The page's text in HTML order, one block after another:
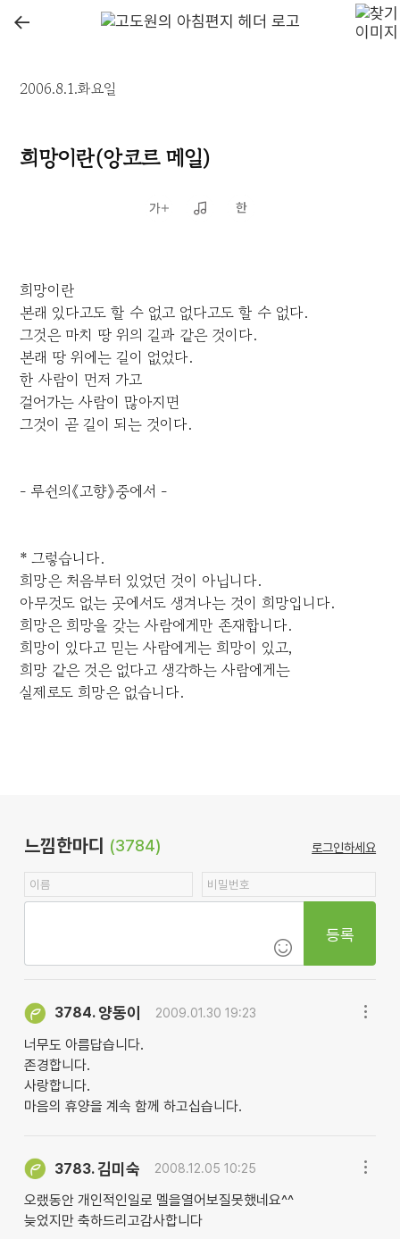
←
2006.8.1.화요일
희망이란(앙코르 메일)
희망이란
본래 있다고도 할 수 없고 없다고도 할 수 없다.
그것은 마치 땅 위의 길과 같은 것이다.
본래 땅 위에는 길이 없었다.
한 사람이 먼저 가고
걸어가는 사람이 많아지면
그것이 곧 길이 되는 것이다.
- 루쉰의《고향》중에서 -
* 그렇습니다.
희망은 처음부터 있었던 것이 아닙니다.
아무것도 없는 곳에서도 생겨나는 것이 희망입니다.
희망은 희망을 갖는 사람에게만 존재합니다.
희망이 있다고 믿는 사람에게는 희망이 있고,
희망 같은 것은 없다고 생각하는 사람에게는
실제로도 희망은 없습니다.
느낌한마디 (3784) 로그인하세요
등록
3784.양동이 2009.01.30 19:23
너무도 아름답습니다.
존경합니다.
사랑합니다.
마음의 휴양을 계속 함께 하고십습니다.
3783.김미숙 2008.12.05 10:25
오랬동안 개인적인일로 멜을열어보질못했네요^^
늦었지만 축하드리고감사합니다